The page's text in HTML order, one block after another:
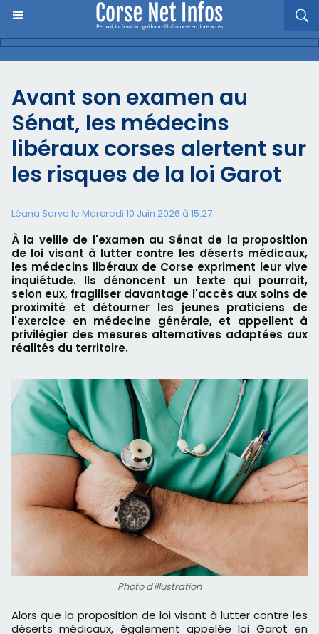
Avant son examen au
Sénat, les médecins
libéraux corses alertent sur
les risques de la loi Garot
Léana Serve le Mercredi 10 Juin 2026 à 15:27
À la veille de l'examen au Sénat de la proposition
de loi visant à lutter contre les déserts médicaux,
les médecins libéraux de Corse expriment leur vive
inquiétude. Ils dénoncent un texte qui pourrait,
selon eux, fragiliser davantage l'accès aux soins de
proximité et détourner les jeunes praticiens de
l'exercice en médecine générale, et appellent à
privilégier des mesures alternatives adaptées aux
réalités du territoire.
Photo d'illustration
Alors que la proposition de loi visant à lutter contre les
déserts médicaux, également appelée loi Garot en